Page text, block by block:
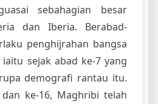
sebahagian besar
dan Iberia. Berabad-
penghijrahan bangsa
sejak abad ke-7 yang
demografi rantau itu.
ke-16, Maghribi telah